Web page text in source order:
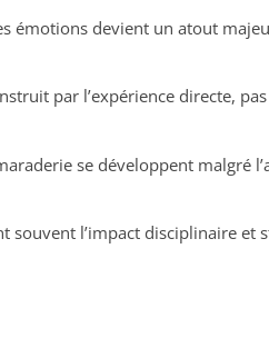
émotions devient un atout
par l’expérience directe,
se développent malgré
souvent l’impact disciplinaire et